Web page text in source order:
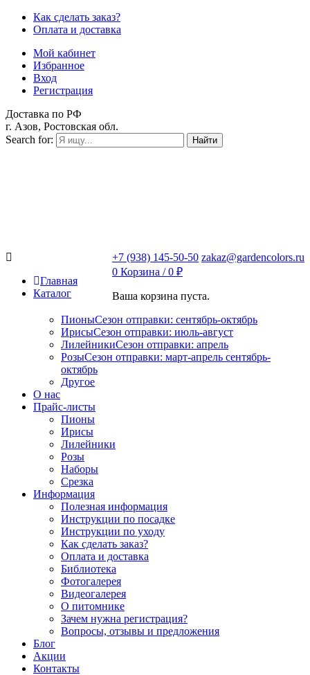
Как сделать заказ?
Оплата и доставка
Мой кабинет
Избранное
Вход
Регистрация
Доставка по РФ
г. Азов, Ростовская обл.
Search for:
Найти
+7 (938) 145-50-50 zakaz@gardencolors.ru
0 Корзина /0 ₽
Ваша корзина пуста.
Главная
Каталог
ПионыСезон отправки: сентябрь-октябрь
ИрисыСезон отправки: июль-август
ЛилейникиСезон отправки: апрель
РозыСезон отправки: март-апрель сентябрь-
октябрь
Другое
О нас
Прайс-листы
Пионы
Ирисы
Лилейники
Розы
Наборы
Срезка
Информация
Полезная информация
Инструкции по посадке
Инструкции по уходу
Как сделать заказ?
Оплата и доставка
Библиотека
Фотогалерея
Видеогалерея
О питомнике
Зачем нужна регистрация?
Вопросы, отзывы и предложения
Блог
Акции
Контакты